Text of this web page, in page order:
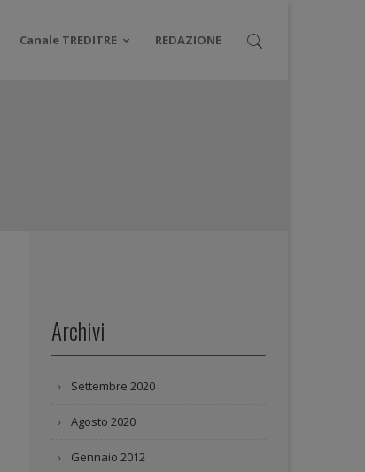
Canale TREDITRE REDAZIONE
Archivi
Settembre 2020
Agosto 2020
Gennaio 2012